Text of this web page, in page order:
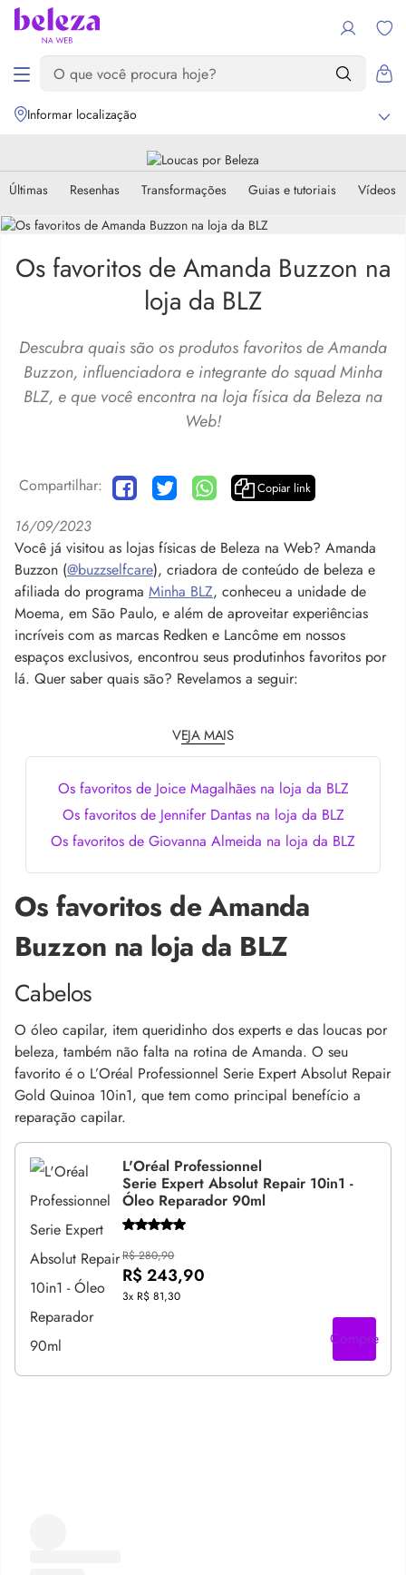
Informar localização
Últimas Resenhas Transformações Guias e tutoriais Vídeos
Os favoritos de Amanda Buzzon na
loja da BLZ
Descubra quais são os produtos favoritos de Amanda
Buzzon, influenciadora e integrante do squad Minha
BLZ, e que você encontra na loja física da Beleza na
Web!
Compartilhar: Copiar link
16/09/2023
Você já visitou as lojas físicas de Beleza na Web? Amanda
Buzzon (@buzzselfcare), criadora de conteúdo de beleza e
afiliada do programa Minha BLZ, conheceu a unidade de
Moema, em São Paulo, e além de aproveitar experiências
incríveis com as marcas Redken e Lancôme em nossos
espaços exclusivos, encontrou seus produtinhos favoritos por
lá. Quer saber quais são? Revelamos a seguir:
VEJA MAIS
Os favoritos de Joice Magalhães na loja da BLZ
Os favoritos de Jennifer Dantas na loja da BLZ
Os favoritos de Giovanna Almeida na loja da BLZ
Os favoritos de Amanda
Buzzon na loja da BLZ
Cabelos
O óleo capilar, item queridinho dos experts e das loucas por
beleza, também não falta na rotina de Amanda. O seu
favorito é o L’Oréal Professionnel Serie Expert Absolut Repair
Gold Quinoa 10in1, que tem como principal benefício a
reparação capilar.
L'Oréal Professionnel
Serie Expert Absolut Repair 10in1 -
Óleo Reparador 90ml
R$ 280,90
R$ 243,90
3x R$ 81,30
Compre